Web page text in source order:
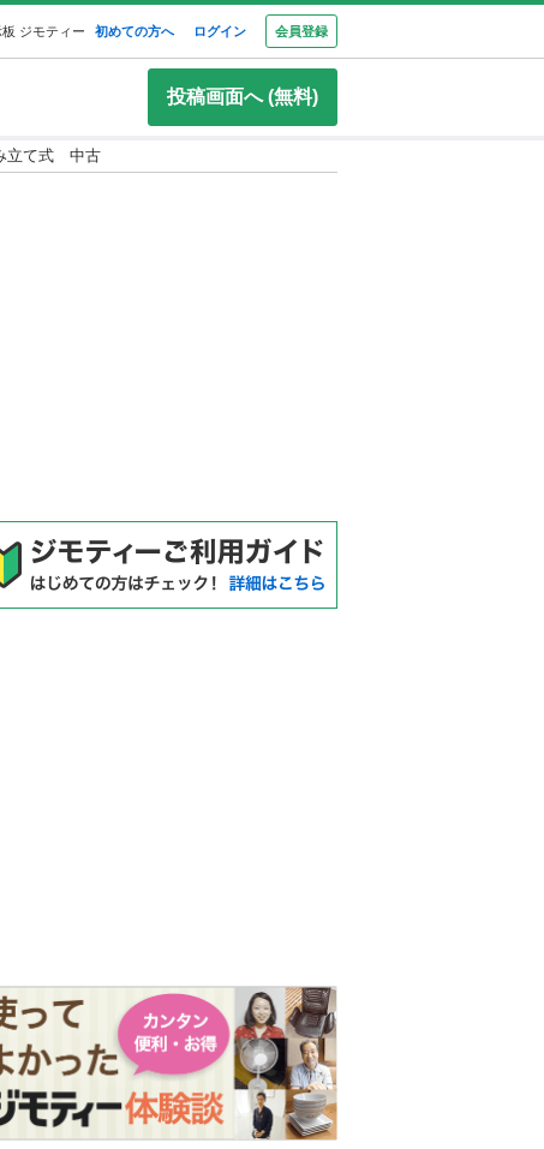
ジモティー 初めての方へ ログイン 会員登録
投稿画面へ (無料)
立て式 中古